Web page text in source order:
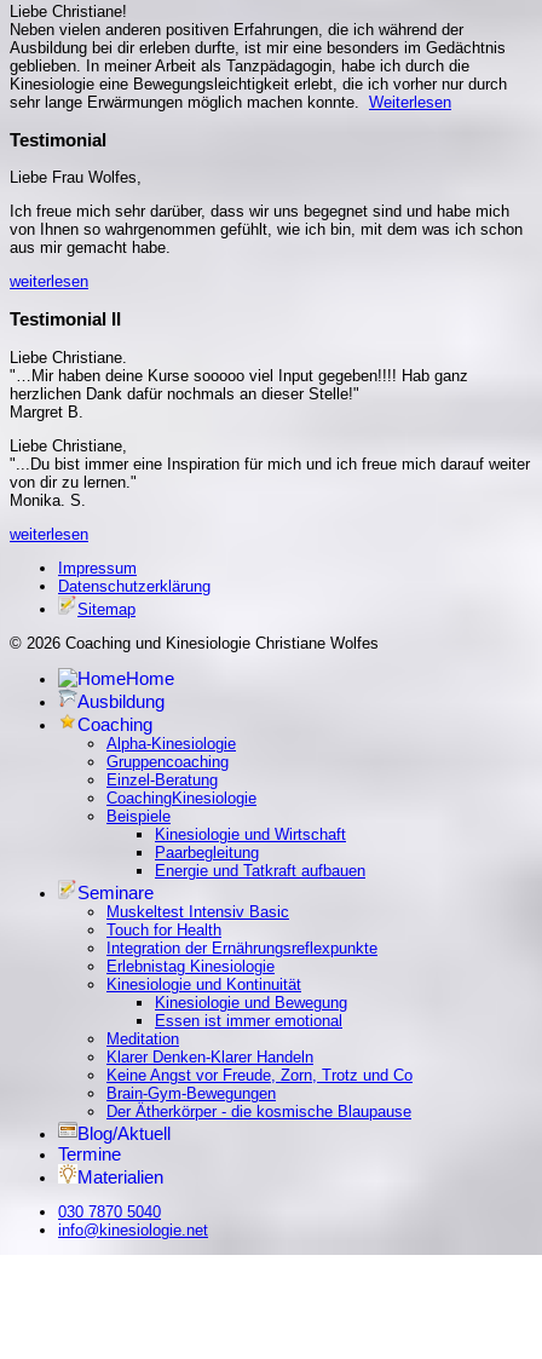
Liebe Christiane!
Neben vielen anderen positiven Erfahrungen, die ich während der
Ausbildung bei dir erleben durfte, ist mir eine besonders im Gedächtnis
geblieben. In meiner Arbeit als Tanzpädagogin, habe ich durch die
Kinesiologie eine Bewegungsleichtigkeit erlebt, die ich vorher nur durch
sehr lange Erwärmungen möglich machen konnte. Weiterlesen
Testimonial
Liebe Frau Wolfes,
Ich freue mich sehr darüber, dass wir uns begegnet sind und habe mich
von Ihnen so wahrgenommen gefühlt, wie ich bin, mit dem was ich schon
aus mir gemacht habe.
weiterlesen
Testimonial II
Liebe Christiane.
"…Mir haben deine Kurse sooooo viel Input gegeben!!!! Hab ganz
herzlichen Dank dafür nochmals an dieser Stelle!"
Margret B.
Liebe Christiane,
"...Du bist immer eine Inspiration für mich und ich freue mich darauf weiter
von dir zu lernen."
Monika. S.
weiterlesen
Impressum
Datenschutzerklärung
Sitemap
© 2026 Coaching und Kinesiologie Christiane Wolfes
Home
Ausbildung
Coaching
Alpha-Kinesiologie
Gruppencoaching
Einzel-Beratung
CoachingKinesiologie
Beispiele
Kinesiologie und Wirtschaft
Paarbegleitung
Energie und Tatkraft aufbauen
Seminare
Muskeltest Intensiv Basic
Touch for Health
Integration der Ernährungsreflexpunkte
Erlebnistag Kinesiologie
Kinesiologie und Kontinuität
Kinesiologie und Bewegung
Essen ist immer emotional
Meditation
Klarer Denken-Klarer Handeln
Keine Angst vor Freude, Zorn, Trotz und Co
Brain-Gym-Bewegungen
Der Ätherkörper - die kosmische Blaupause
Blog/Aktuell
Termine
Materialien
030 7870 5040
info@kinesiologie.net